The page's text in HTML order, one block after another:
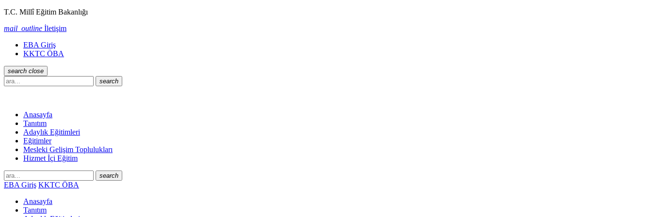
T.C. Millî Eğitim Bakanlığı
mail_outline İletişim
EBA Giriş
KKTC ÖBA
search close
search
Anasayfa
Tanıtım
Adaylık Eğitimleri
Eğitimler
Mesleki Gelişim Toplulukları
Hizmet İçi Eğitim
search
EBA Giriş KKTC ÖBA
Anasayfa
Tanıtım